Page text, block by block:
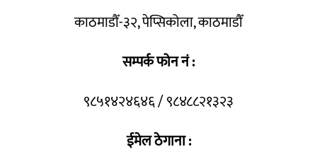
काठमाडौँ-३२, पेप्सिकोला, काठमाडौँ
सम्पर्क फोन नं :
९८५१४२४६४६ / ९८४८८२१३२३
ईमेल ठेगाना :